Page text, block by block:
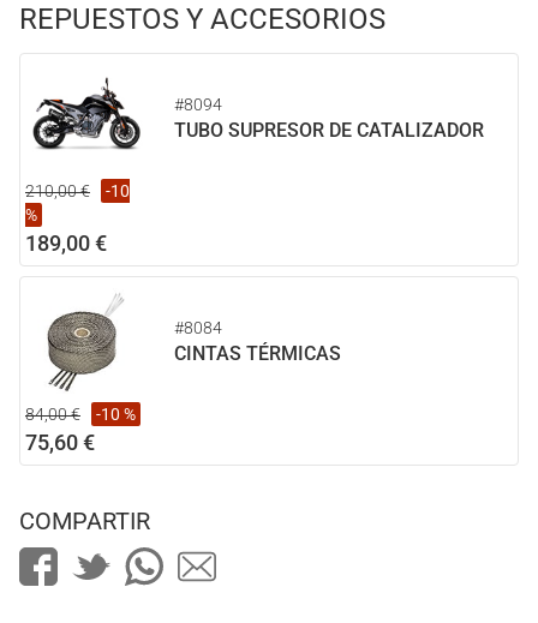
REPUESTOS Y ACCESORIOS
#8094
TUBO SUPRESOR DE CATALIZADOR
210,00 €
-10
%
189,00 €
#8084
CINTAS TÉRMICAS
84,00 € -10 %
75,60 €
COMPARTIR